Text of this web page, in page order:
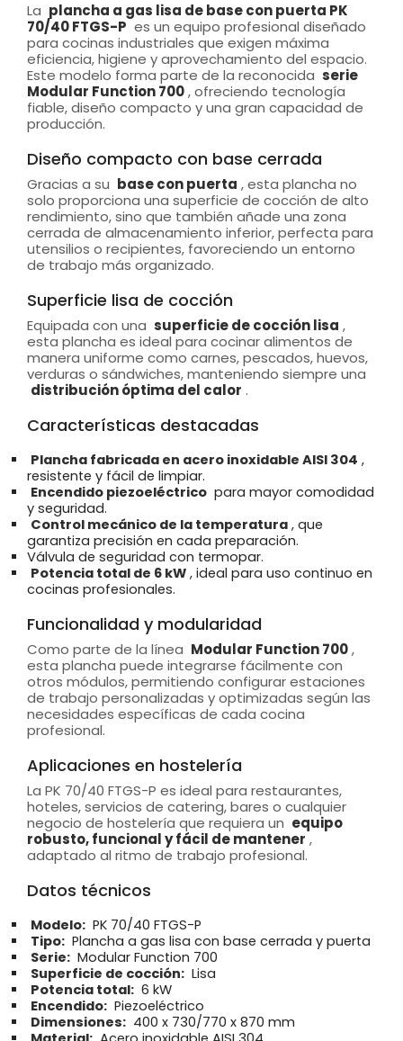
La plancha a gas lisa de base con puerta PK
70/40 FTGS-P es un equipo profesional diseñado
para cocinas industriales que exigen máxima
eficiencia, higiene y aprovechamiento del espacio.
Este modelo forma parte de la reconocida serie
Modular Function 700, ofreciendo tecnología
fiable, diseño compacto y una gran capacidad de
producción.
Diseño compacto con base cerrada
Gracias a su base con puerta , esta plancha no
solo proporciona una superficie de cocción de alto
rendimiento, sino que también añade una zona
cerrada de almacenamiento inferior, perfecta para
utensilios o recipientes, favoreciendo un entorno
de trabajo más organizado.
Superficie lisa de cocción
Equipada con una superficie de cocción lisa ,
esta plancha es ideal para cocinar alimentos de
manera uniforme como carnes, pescados, huevos,
verduras o sándwiches, manteniendo siempre una
distribución óptima del calor .
Características destacadas
Plancha fabricada en acero inoxidable AISI 304 ,
resistente y fácil de limpiar.
Encendido piezoeléctrico para mayor comodidad
y seguridad.
Control mecánico de la temperatura , que
garantiza precisión en cada preparación.
Válvula de seguridad con termopar.
Potencia total de 6 kW , ideal para uso continuo en
cocinas profesionales.
Funcionalidad y modularidad
Como parte de la línea Modular Function 700,
esta plancha puede integrarse fácilmente con
otros módulos, permitiendo configurar estaciones
de trabajo personalizadas y optimizadas según las
necesidades específicas de cada cocina
profesional.
Aplicaciones en hostelería
La PK 70/40 FTGS-P es ideal para restaurantes,
hoteles, servicios de catering, bares o cualquier
negocio de hostelería que requiera un equipo
robusto, funcional y fácil de mantener ,
adaptado al ritmo de trabajo profesional.
Datos técnicos
Modelo: PK 70/40 FTGS-P
Tipo: Plancha a gas lisa con base cerrada y puerta
Serie: Modular Function 700
Superficie de cocción: Lisa
Potencia total: 6 kW
Encendido: Piezoeléctrico
Dimensiones: 400 x 730/770 x 870 mm